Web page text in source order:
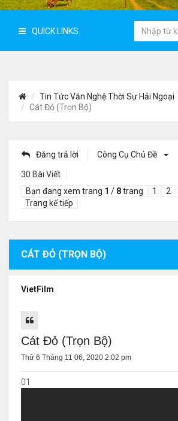
QUICK LINKS
Tin Tức Văn Nghệ Thời Sự Hải Ngoại
Cát Đỏ (Trọn Bộ)
Đăng trả lời Công Cụ Chủ Đề
30 Bài Viết
Bạn đang xem trang 1 / 8trang 1 2
Trang kế tiếp
CÁT ĐỎ (TRỌN BỘ)
VietFilm
Cát Đỏ (Trọn Bộ)
Thứ 6 Tháng 11 06, 2020 2:02 pm
01